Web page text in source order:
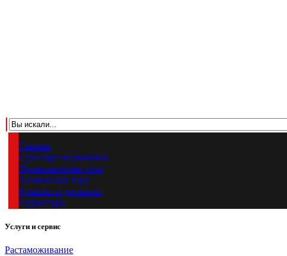
Главная
Сувенирная упаковка
Промышленная тара
Химическая тара
Крышки и донышки
Фурнитура
Услуги и сервис
Растаможивание